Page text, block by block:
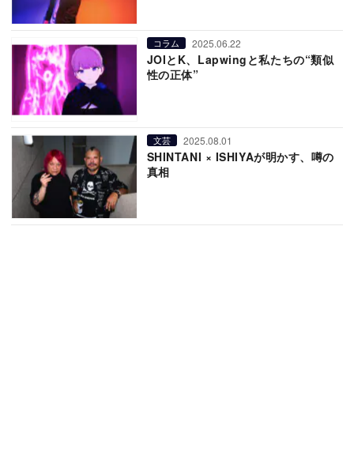
コラム 2025.06.22
JOIとK、Lapwingと私たちの“類似
性の正体”
文芸 2025.08.01
SHINTANI × ISHIYAが明かす、噂の
真相